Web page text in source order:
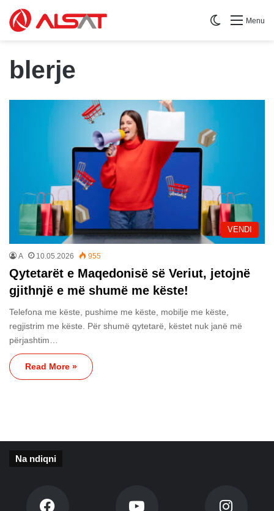
Menu
Switch skin
blerje
VENDI
A 10.05.2026 955
Qytetarët e Maqedonisë së Veriut, jetojnë
gjithnjë e më shumë me këste!
Telefona me këste, pushime me këste, mobilje me këste,
regjistrim me këste. Për shumë qytetarë, këstet nuk janë më
përjashtim…
Read More »
Na ndiqni